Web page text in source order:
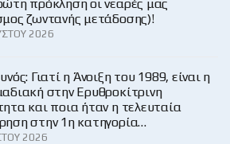
πρόκληση οι νεαρές μας
ζωντανής μετάδοσης)!
2026
Γιατί η Άνοιξη του 1989, είναι η
στην Ερυθροκίτρινη
και ποια ήταν η τελευταία
στην 1η κατηγορία…
2026